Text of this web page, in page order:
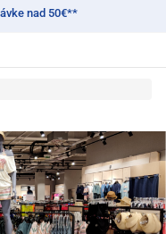
nad 50€**